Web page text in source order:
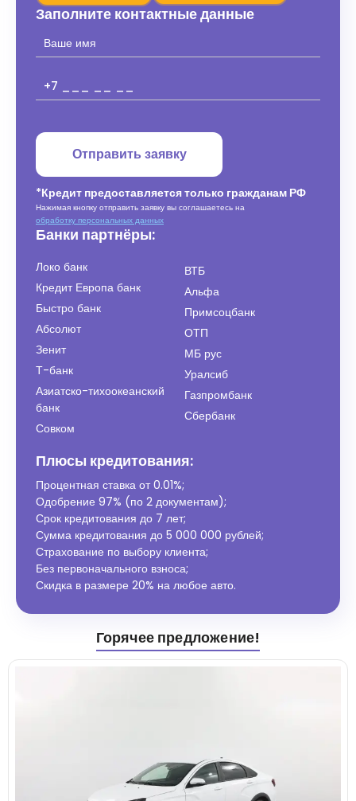
Заполните контактные данные
Отправить заявку
*Кредит предоставляется только гражданам РФ
Нажимая кнопку отправить заявку вы соглашаетесь на
обработку персональных данных
Банки партнёры:
Локо банк
Кредит Европа банк
Быстро банк
Абсолют
Зенит
Т-банк
Азиатско-тихоокеанский
банк
Совком
ВТБ
Альфа
Примсоцбанк
ОТП
МБ рус
Уралсиб
Газпромбанк
Сбербанк
Плюсы кредитования:
Процентная ставка от0.01%;
Одобрение 97% (по 2 документам);
Срок кредитования до 7 лет;
Сумма кредитования до 5 000 000 рублей;
Страхование по выбору клиента;
Без первоначального взноса;
Скидка в размере 20% на любое авто.
Горячее предложение!